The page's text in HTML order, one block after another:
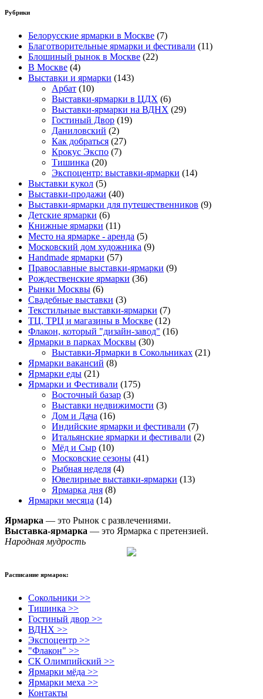
Рубрики
Белорусские ярмарки в Москве (7)
Благотворительные ярмарки и фестивали (11)
Блошиный рынок в Москве (22)
В Москве (4)
Выставки и ярмарки (143)
Арбат (10)
Выставки-ярмарки в ЦДХ (6)
Выставки-ярмарки на ВДНХ (29)
Гостиный Двор (19)
Даниловский (2)
Как добраться (27)
Крокус Экспо (7)
Тишинка (20)
Экспоцентр: выставки-ярмарки (14)
Выставки кукол (5)
Выставки-продажи (40)
Выставки-ярмарки для путешественников (9)
Детские ярмарки (6)
Книжные ярмарки (11)
Место на ярмарке - аренда (5)
Московский дом художника (9)
Нandmade ярмарки (57)
Православные выставки-ярмарки (9)
Рождественские ярмарки (36)
Рынки Москвы (6)
Свадебные выставки (3)
Текстильные выставки-ярмарки (7)
ТЦ, ТРЦ и магазины в Москве (12)
Флакон, который "дизайн-завод" (16)
Ярмарки в парках Москвы (30)
Выставки-Ярмарки в Сокольниках (21)
Ярмарки вакансий (8)
Ярмарки еды (21)
Ярмарки и Фестивали (175)
Восточный базар (3)
Выставки недвижимости (3)
Дом и Дача (16)
Индийские ярмарки и фестивали (7)
Итальянские ярмарки и фестивали (2)
Мёд и Сыр (10)
Московские сезоны (41)
Рыбная неделя (4)
Ювелирные выставки-ярмарки (13)
Ярмарка дня (8)
Ярмарки месяца (14)
Ярмарка — это Рынок с развлечениями.
Выставка-ярмарка — это Ярмарка с претензией.
Народная мудрость
Расписание ярмарок:
Сокольники >>
Тишинка >>
Гостиный двор >>
ВДНХ >>
Экспоцентр >>
"Флакон" >>
СК Олимпийский >>
Ярмарки мёда >>
Ярмарки меха >>
Контакты